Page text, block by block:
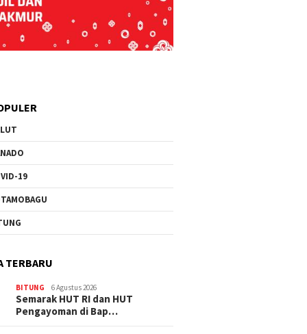
19
TERBARU
BITUNG 6 Agustus 2026
Semarak HUT RI dan HUT
Pengayoman di Bap…